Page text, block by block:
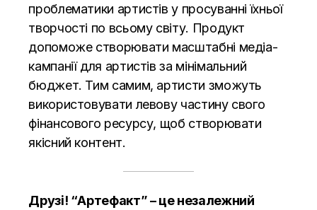
проблематики артистів у просуванні їхньої
творчості по всьому світу. Продукт
допоможе створювати масштабні медіа-
кампанії для артистів за мінімальний
бюджет. Тим самим, артисти зможуть
використовувати левову частину свого
фінансового ресурсу, щоб створювати
якісний контент.
Друзі! “Артефакт” – це незалежний